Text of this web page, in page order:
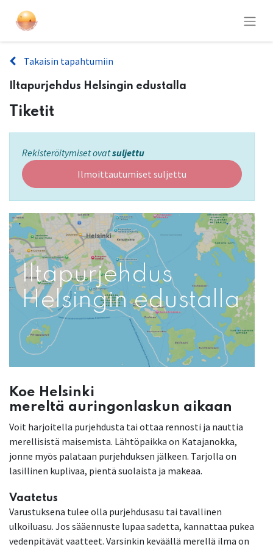
Takaisin tapahtumiin
Iltapurjehdus Helsingin edustalla
Tiketit
Rekisteröitymiset ovatsuljettu
Ilmoittautumiset suljettu
Iltapurjehdus
Helsingin edustalla
Koe Helsinki
mereltä auringonlaskun aikaan
Voit harjoitella purjehdusta tai ottaa rennosti ja nauttia
merellisistä maisemista. Lähtöpaikka on Katajanokka,
jonne myös palataan purjehduksen jälkeen. Tarjolla on
lasillinen kuplivaa, pientä suolaista ja makeaa.
Vaatetus
Varustuksena tulee olla purjehdusasu tai tavallinen
ulkoiluasu. Jos sääennuste lupaa sadetta, kannattaa pukea
vedenpitävät vaatteet. Varsinkin keväällä merellä ilma on